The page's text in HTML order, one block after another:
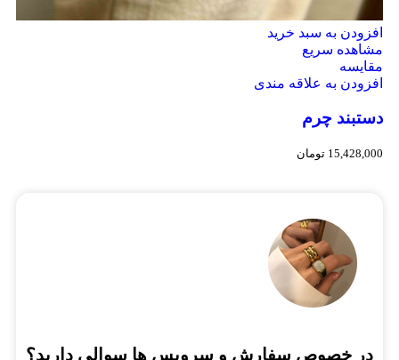
افزودن به سبد خرید
مشاهده سریع
مقایسه
افزودن به علاقه مندی
دستبند چرم
15,428,000 تومان
در خصوص سفارش و سرویس ها سوالی دارید؟